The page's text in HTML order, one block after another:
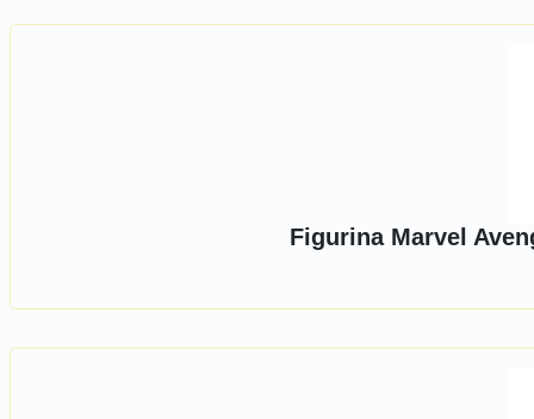
Figurina Marvel